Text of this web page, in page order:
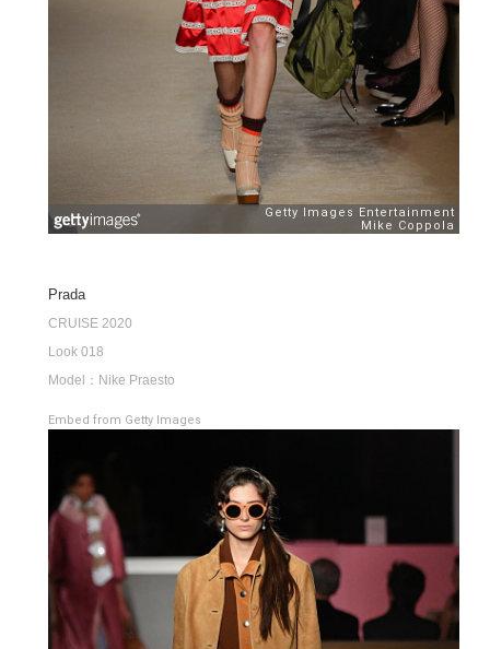
Prada
CRUISE 2020
Look 018
Model：Nike Praesto
Embed from Getty Images